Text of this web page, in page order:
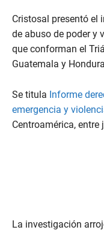
Cristosal presentó el
de abuso de poder y
que conforman el
Guatemala y
Se titula Informe
emergencia y
Centroamérica,
La investigación